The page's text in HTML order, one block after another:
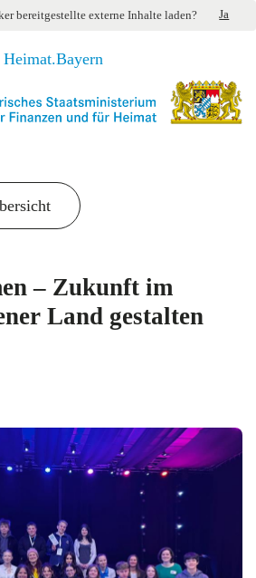
bereitgestellte externe Inhalte laden? Ja
Heimat.Bayern
– Zukunft im
Land gestalten